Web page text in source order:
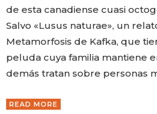
de esta canadiense cuasi
Salvo «Lusus naturae», un
Metamorfosis de Kafka, que
peluda cuya familia mantiene
demás tratan sobre personas
READ MORE